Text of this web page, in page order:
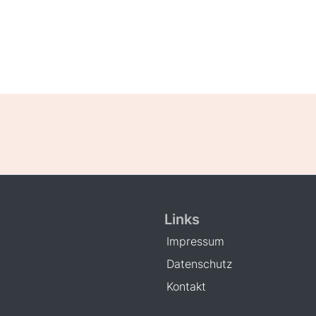
Links
Impressum
Datenschutz
Kontakt